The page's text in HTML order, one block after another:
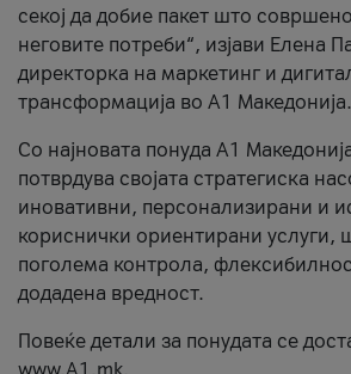
секој да добие пакет што
неговите потреби“, изјави Елена
директорка на маркетинг и
трансформација во А1 Македонија.
Со најновата понуда А1
потврдува својата стратегиска
иновативни, персонализирани и
кориснички ориентирани услуги,
поголема контрола,
додадена вредност.
Повеќе детали за понудата се